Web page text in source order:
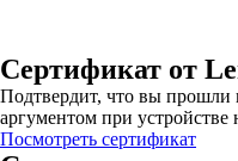
Сертификат от
Подтвердит, что вы прошли
аргументом при устройстве
Посмотреть сертификат